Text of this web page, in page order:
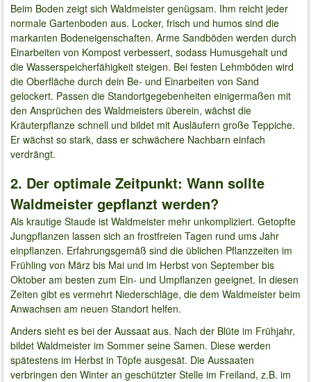
Beim Boden zeigt sich Waldmeister genügsam. Ihm reicht jeder
normale Gartenboden aus. Locker, frisch und humos sind die
markanten Bodeneigenschaften. Arme Sandböden werden durch
Einarbeiten von Kompost verbessert, sodass Humusgehalt und
die Wasserspeicherfähigkeit steigen. Bei festen Lehmböden wird
die Oberfläche durch dein Be- und Einarbeiten von Sand
gelockert. Passen die Standortgegebenheiten einigermaßen mit
den Ansprüchen des Waldmeisters überein, wächst die
Kräuterpflanze schnell und bildet mit Ausläufern große Teppiche.
Er wächst so stark, dass er schwächere Nachbarn einfach
verdrängt.
2. Der optimale Zeitpunkt: Wann sollte
Waldmeister gepflanzt werden?
Als krautige Staude ist Waldmeister mehr unkompliziert. Getopfte
Jungpflanzen lassen sich an frostfreien Tagen rund ums Jahr
einpflanzen. Erfahrungsgemäß sind die üblichen Pflanzzeiten im
Frühling von März bis Mai und im Herbst von September bis
Oktober am besten zum Ein- und Umpflanzen geeignet. In diesen
Zeiten gibt es vermehrt Niederschläge, die dem Waldmeister beim
Anwachsen am neuen Standort helfen.
Anders sieht es bei der Aussaat aus. Nach der Blüte im Frühjahr,
bildet Waldmeister im Sommer seine Samen. Diese werden
spätestens im Herbst in Töpfe ausgesät. Die Aussaaten
verbringen den Winter an geschützter Stelle im Freiland, z.B. im